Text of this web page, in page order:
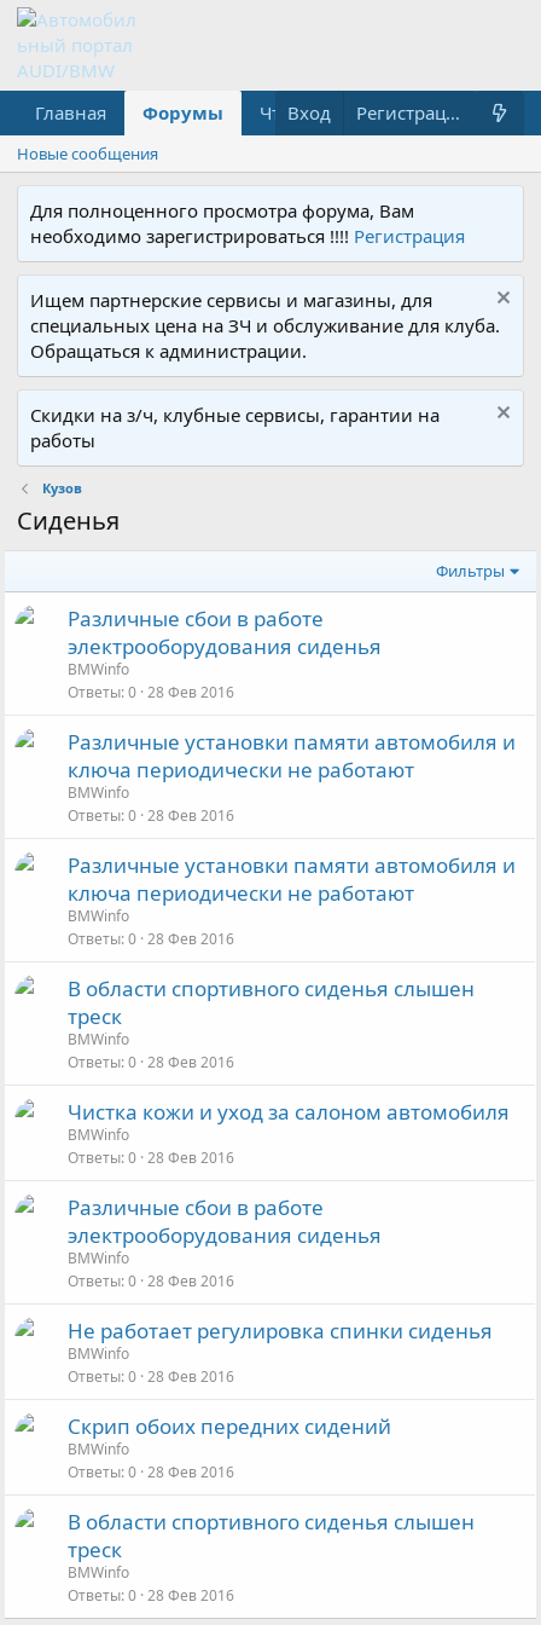
Главная Форумы Что нового? Медиа
Вход Регистрация
Новые сообщения
Для полноценного просмотра форума, Вам
необходимо зарегистрироваться !!!! Регистрация
Ищем партнерские сервисы и магазины, для
специальных цена на ЗЧ и обслуживание для клуба.
Обращаться к администрации.
Скидки на з/ч, клубные сервисы, гарантии на
работы
Кузов
Сиденья
Фильтры
Различные сбои в работе
электрооборудования сиденья
BMWinfo
Ответы 0 28 Фев 2016
Различные установки памяти автомобиля и
ключа периодически не работают
BMWinfo
Ответы 0 28 Фев 2016
Различные установки памяти автомобиля и
ключа периодически не работают
BMWinfo
Ответы 0 28 Фев 2016
В области спортивного сиденья слышен
треск
BMWinfo
Ответы 0 28 Фев 2016
Чистка кожи и уход за салоном автомобиля
BMWinfo
Ответы 0 28 Фев 2016
Различные сбои в работе
электрооборудования сиденья
BMWinfo
Ответы 0 28 Фев 2016
Не работает регулировка спинки сиденья
BMWinfo
Ответы 0 28 Фев 2016
Скрип обоих передних сидений
BMWinfo
Ответы 0 28 Фев 2016
В области спортивного сиденья слышен
треск
BMWinfo
Ответы 0 28 Фев 2016